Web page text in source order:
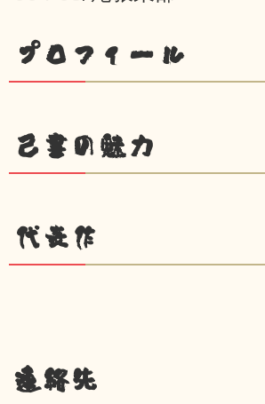
プロフィール
己書の魅力
代表作
連絡先